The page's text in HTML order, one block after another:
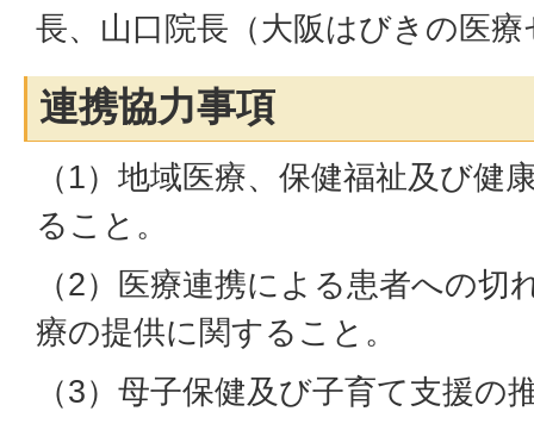
長、山口院長（大阪はびきの医
連携協力事項
（1）地域医療、保健福祉及び健
ること。
（2）医療連携による患者への切
療の提供に関すること。
（3）母子保健及び子育て支援の